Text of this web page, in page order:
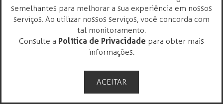
semelhantes para melhorar a sua experiência em nossos
serviços. Ao utilizar nossos serviços, você concorda com
tal monitoramento.
Consulte a Política de Privacidade para obter mais
informações.
ACEITAR